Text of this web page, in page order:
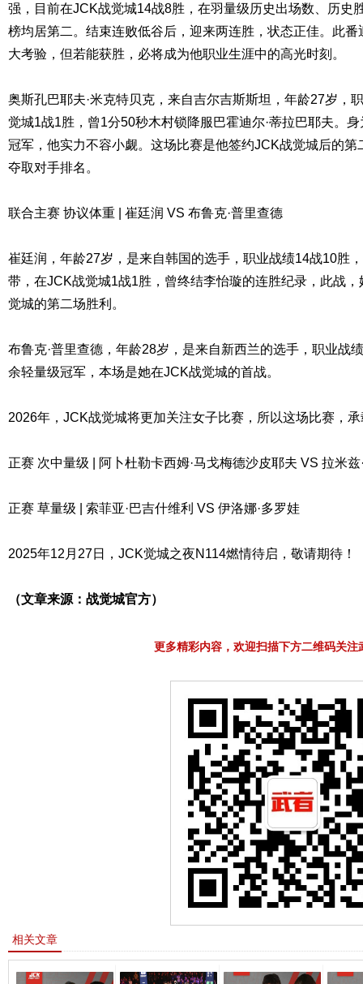
强，目前在JCK战觉城14战8胜，在羽量级历史出场数、历史
榜均居第二。结束连败低谷后，迎来两连胜，状态正佳。此
大考验，但若能获胜，必将成为他职业生涯中的高光时刻。
奥斯孔巴耶夫·米克特贝克，来自吉尔吉斯斯坦，年龄27岁，
觉城1战1胜，曾1分50秒木村锁降服巴霍迪尔·蒂拉巴耶夫。
冠军，他实力不容小觑。这场比赛是他签约JCK战觉城后的
夺取对手排名。
联合主赛 协议体重 | 崔廷润 VS 布鲁克·普里查德
崔廷润，年龄27岁，是来自韩国的选手，职业战绩14战10胜
带，在JCK战觉城1战1胜，曾终结李怡璇的连胜纪录，此战
觉城的第二场胜利。
布鲁克·普里查德，年龄28岁，是来自新西兰的选手，职业战
余轻量级冠军，本场是她在JCK战觉城的首战。
2026年，JCK战觉城将更加关注女子比赛，所以这场比赛，
正赛 次中量级 | 阿卜杜勒卡西姆·马戈梅德沙皮耶夫 VS 拉米兹
正赛 草量级 | 索菲亚·巴吉什维利 VS 伊洛娜·多罗娃
2025年12月27日，JCK觉城之夜N114燃情待启，敬请期待！
（文章来源：战觉城官方）
更多精彩内容，欢迎扫描下方二维码关注
相关文章